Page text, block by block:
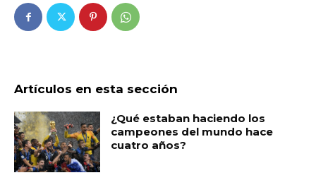
Artículos en esta sección
¿Qué estaban haciendo los
campeones del mundo hace
cuatro años?